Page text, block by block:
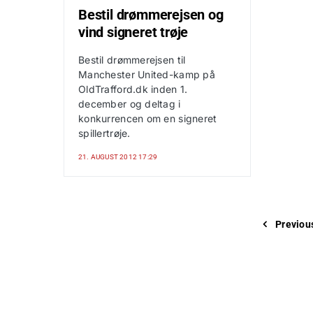
Bestil drømmerejsen og
vind signeret trøje
Bestil drømmerejsen til
Manchester United-kamp på
OldTrafford.dk inden 1.
december og deltag i
konkurrencen om en signeret
spillertrøje.
21. AUGUST 2012 17:29